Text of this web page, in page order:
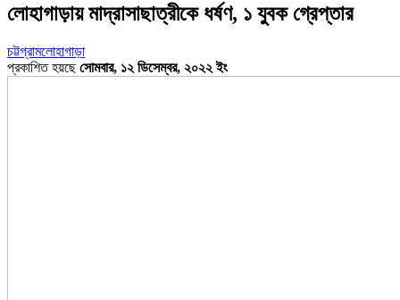
লোহাগাড়ায় মাদ্রাসাছাত্রীকে ধর্ষণ, ১ যুবক গ্রেপ্তার
চট্টগ্রামলোহাগাড়া
প্রকাশিত হয়ছেসোমবার, ১২ ডিসেম্বর, ২০২২ ইং